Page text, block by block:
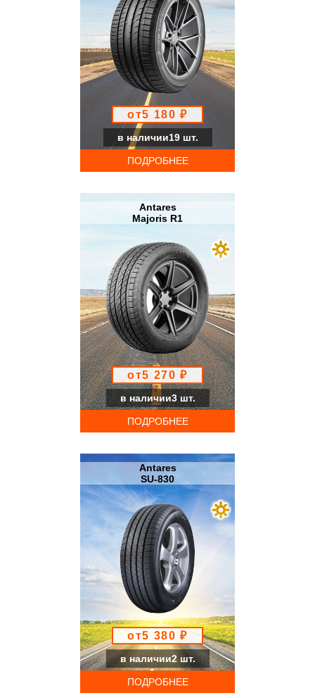
от5 180 ₽
в наличии19 шт.
ПОДРОБНЕЕ
Antares
Majoris R1
от5 270 ₽
в наличии3 шт.
ПОДРОБНЕЕ
Antares
SU-830
от5 380 ₽
в наличии2 шт.
ПОДРОБНЕЕ